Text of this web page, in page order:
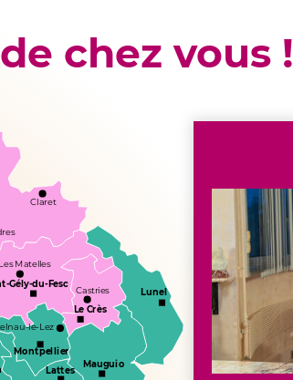
chez vous !
Le Crès
Gély-du-Fesc
Les Matelles
Castries
Claret
Lattes
Montpellier
Mauguio
Lunel
le-Lez